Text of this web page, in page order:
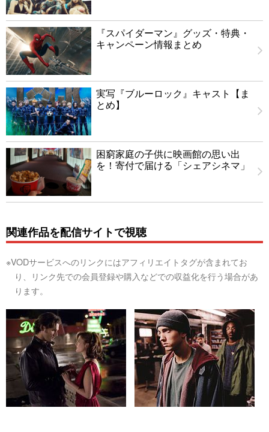
『スパイダーマン』グッズ・特典・
キャンペーン情報まとめ
実写『ブルーロック』キャスト【ま
とめ】
困窮家庭の子供に映画館の思い出
を！寄付で届ける「シェアシネマ」
関連作品を配信サイトで視聴
※VODサービスへのリンクにはアフィリエイトタグが含まれてお
り、リンク先での会員登録や購入などでの収益化を行う場合があ
ります。